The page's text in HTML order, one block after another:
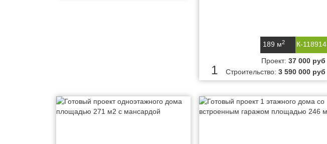
К-118914
189 м2
1
Проект:37 000 руб
Строительство:3 590 000 руб